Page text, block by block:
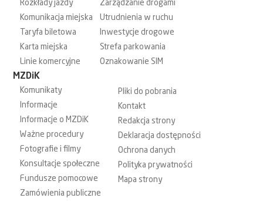
Rozkłady jazdy
Komunikacja miejska
Taryfa biletowa
Karta miejska
Linie komercyjne
Zarządzanie drogami
Utrudnienia w ruchu
Inwestycje drogowe
Strefa parkowania
Oznakowanie SIM
MZDiK
Komunikaty
Informacje
Informacje o MZDiK
Ważne procedury
Fotografie i filmy
Konsultacje społeczne
Fundusze pomocowe
Zamówienia publiczne
Pliki do pobrania
Kontakt
Redakcja strony
Deklaracja dostępności
Ochrona danych
Polityka prywatności
Mapa strony